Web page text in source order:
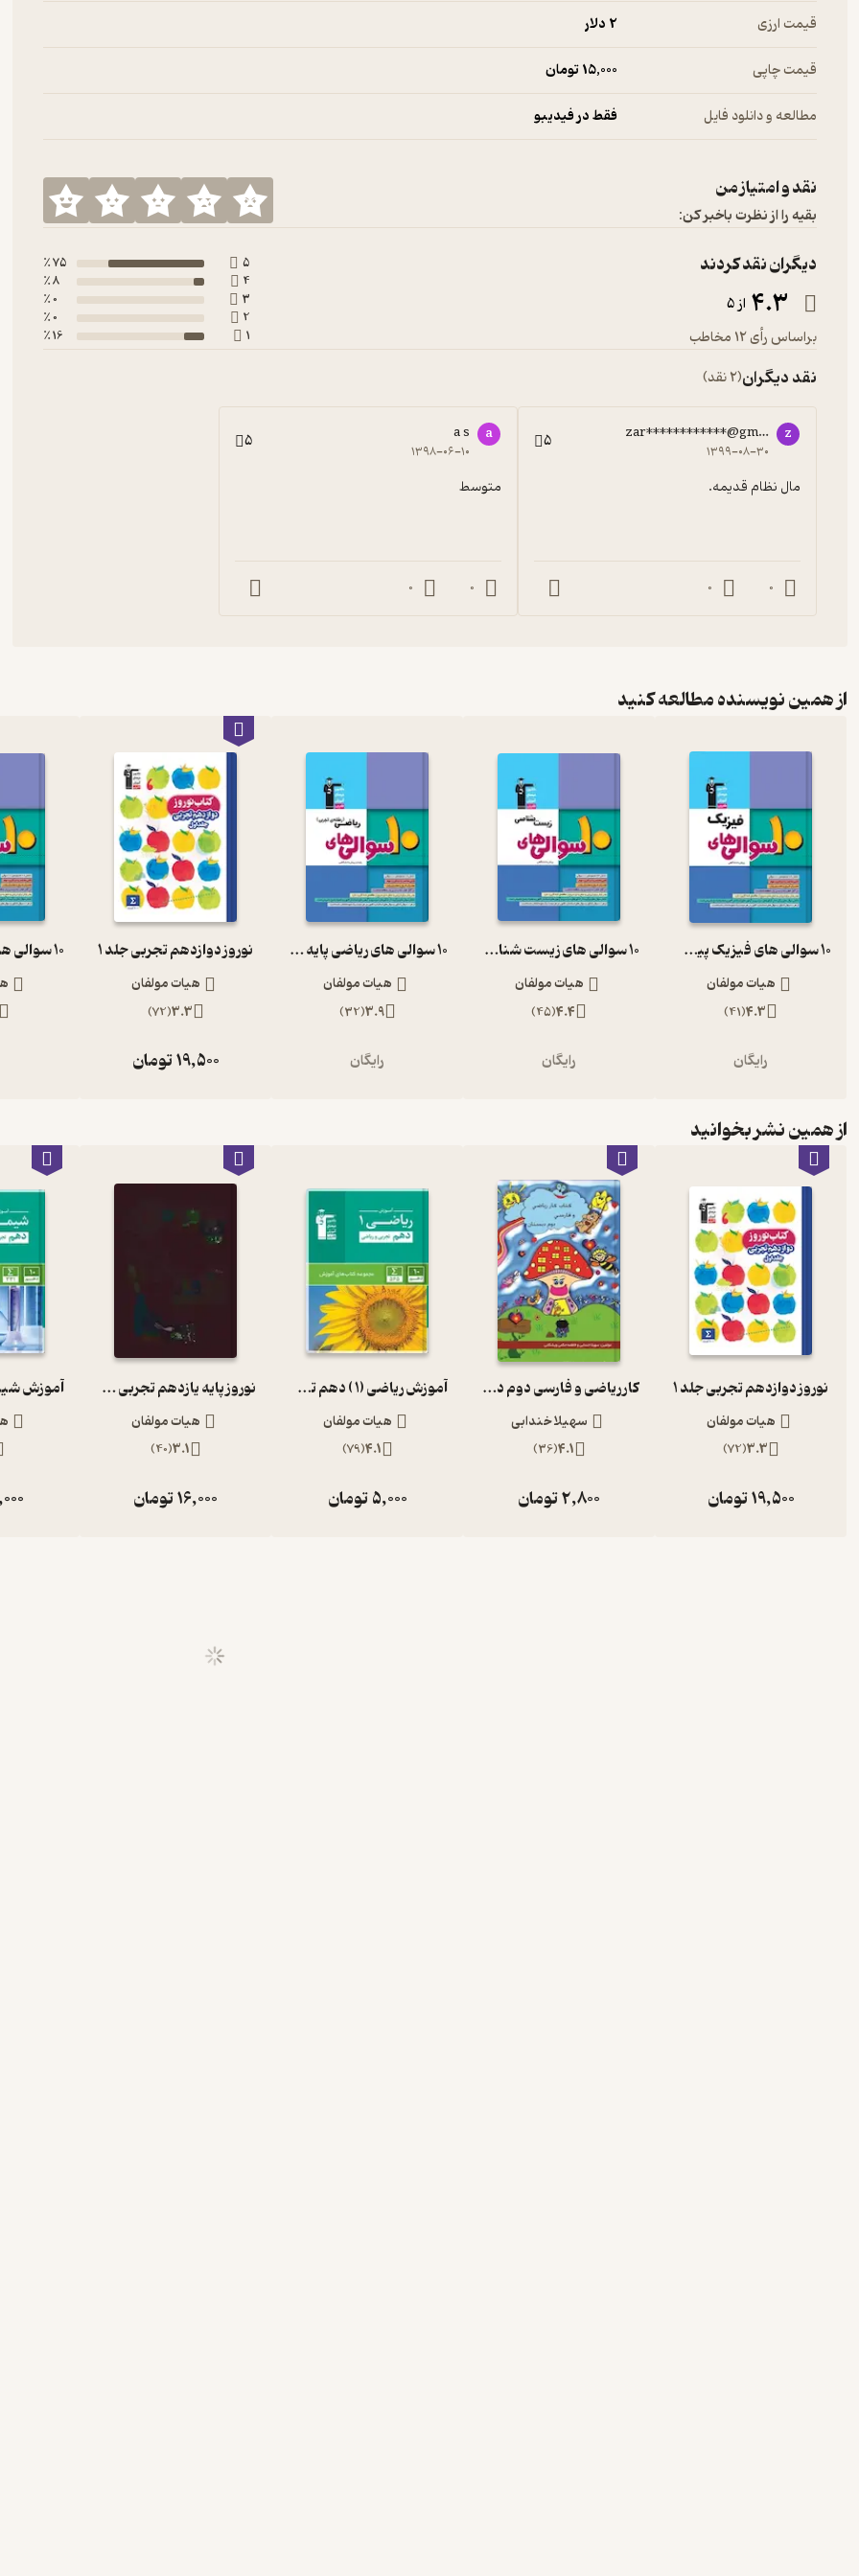
قیمت ارزی 2 دلار
قیمت چاپی 15,000 تومان
مطالعه و دانلود فایل فقط در فیدیبو
نقد و امتیاز من
بقیه را از نظرت باخبر کن:
دیگران نقد کردند
4.3 از 5
براساس رأی 12 مخاطب
5
75 ٪
4
8 ٪
3
0 ٪
2
0 ٪
1
16 ٪
نقد دیگران(2 نقد)
z
zar************@gmail.com
۱۳۹۹-۰۸-۳۰ 5
مال نظام قدیمه.
0
0
a
a s
۱۳۹۸-۰۶-۱۰ 5
متوسط
0
0
از همین نویسنده مطالعه کنید
10 سوالی های فیزیک پیش دانشگاهی
هیات مولفان
4.3
(
41
)
رایگان
10 سوالی های زیست شناسی پیش دانشگاهی
هیات مولفان
4.4
(
45
)
رایگان
10 سوالی های ریاضی پایه و پیش دانشگاهی
هیات مولفان
3.9
(
32
)
رایگان
نوروز دوازدهم تجربی جلد 1
هیات مولفان
3.3
(
72
)
19,500تومان
از همین نشر بخوانید
نوروز دوازدهم تجربی جلد 1
هیات مولفان
3.3
(
72
)
19,500تومان
کار ریاضی و فارسی دوم دبستان
سهیلا خندابی
4.1
(
36
)
2,800تومان
آموزش ریاضی (1 ) دهم تجربی و ریاضی
هیات مولفان
4.1
(
79
)
5,000تومان
نوروز پایه یازدهم تجربی جلد 1
هیات مولفان
3.1
(
40
)
16,000تومان